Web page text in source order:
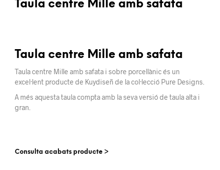
Taula centre Mille amb safata
Taula centre Mille amb safata
Taula centre Mille amb safata i sobre porcellànic és un
excel·lent producte de Kuydiseñ de la col·lecció Pure Designs.
A més aquesta taula compta amb la seva versió de taula alta i
gran.
Consulta acabats producte >